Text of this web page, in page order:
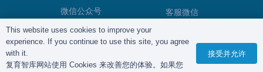
微信公众号 客服微信
沪ICP备
2023028271号-2|隐私政策
This website uses cookies to improve your
experience. If you continue to use this site, you agree
with it.
复育智库网站使用 Cookies 来改善您的体验。如果您
接受并允许